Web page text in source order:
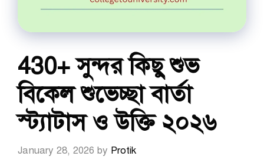
430+ সুন্দর কিছু শুভ
বিকেল শুভেচ্ছা বার্তা
স্ট্যাটাস ও উক্তি ২০২৬
January 28, 2026 by Protik